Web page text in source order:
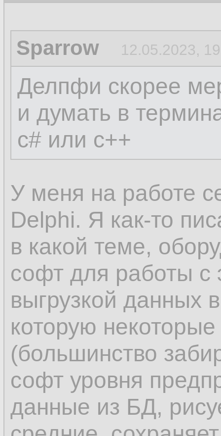
Sparrow 12.05.2023,
Делпфи скорее
и думать в
c# или c++
У меня на работе
Delphi. Я как-то
в какой теме,
софт для работы с
выгрузкой данных
которую
(большинство
софт уровня
данные из БД,